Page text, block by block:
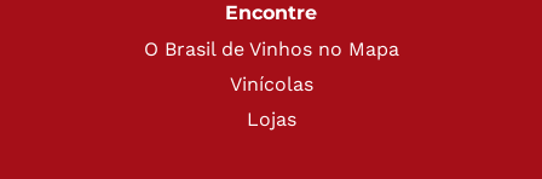
Encontre
O Brasil de Vinhos no Mapa
Vinícolas
Lojas